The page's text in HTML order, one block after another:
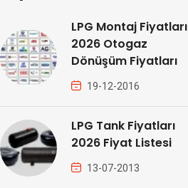
LPG Montaj Fiyatları
2026 Otogaz
Dönüşüm Fiyatları
19-12-2016
LPG Tank Fiyatları
2026 Fiyat Listesi
13-07-2013